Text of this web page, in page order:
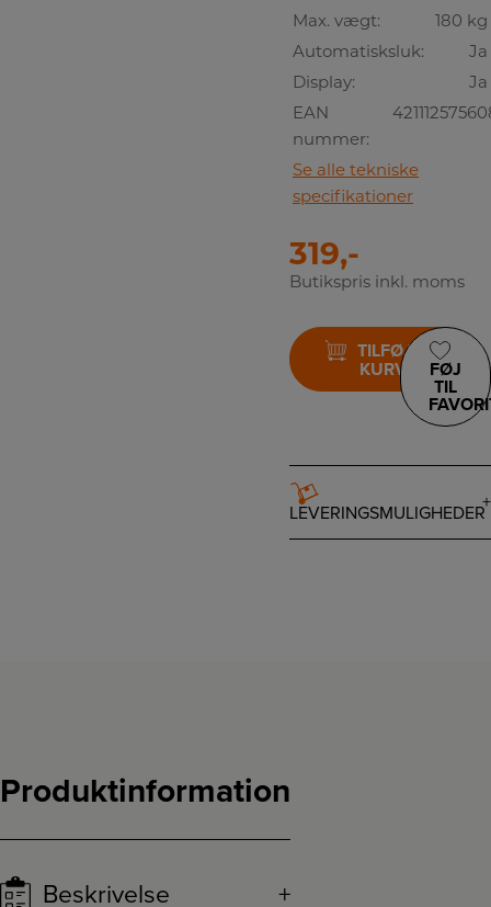
Max. vægt:
180 kg
Automatisksluk:
Ja
Display:
Ja
EAN
nummer:
Se alle tekniske
specifikationer
319,-
Butikspris inkl. moms
TILFØJ TIL
KURV
FØJ
TIL
LEVERINGSMULIGHEDER
Produktinformation
Beskrivelse